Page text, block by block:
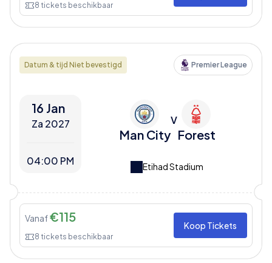
8 tickets beschikbaar
Datum & tijd Niet bevestigd Premier League
16 Jan
Za 2027
04:00 PM
Man City
V
Forest
Etihad Stadium
Vanaf€115
8 tickets beschikbaar
Koop Tickets